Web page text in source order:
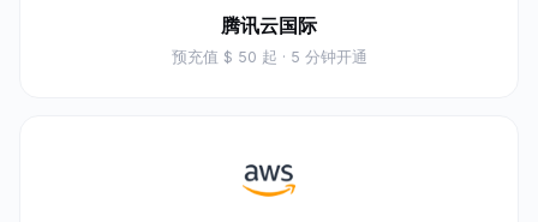
腾讯云国际
预充值 $ 50 起 · 5 分钟开通